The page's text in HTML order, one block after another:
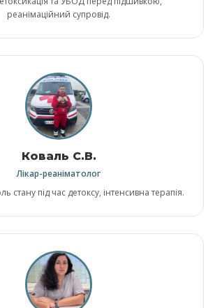
реанімаційний супровід.
Коваль С.В.
Лікар-реаніматолог
стану під час детоксу, інтенсивна терапія.